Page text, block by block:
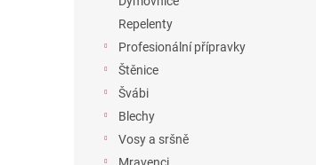
Repelenty
Profesionální přípravky
Štěnice
Švábi
Blechy
Vosy a sršně